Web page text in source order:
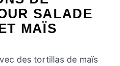
SALADE
MAÏS
des tortillas de maïs